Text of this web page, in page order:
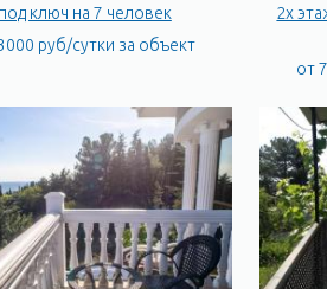
под ключ на 7 человек
руб/сутки за объект
2х
от